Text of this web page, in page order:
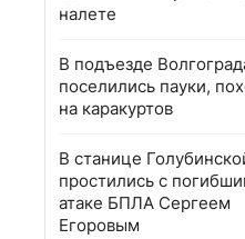
налете
В подъезде
поселились пауки,
на каракуртов
В станице
простились с
атаке БПЛА Сергеем
Егоровым